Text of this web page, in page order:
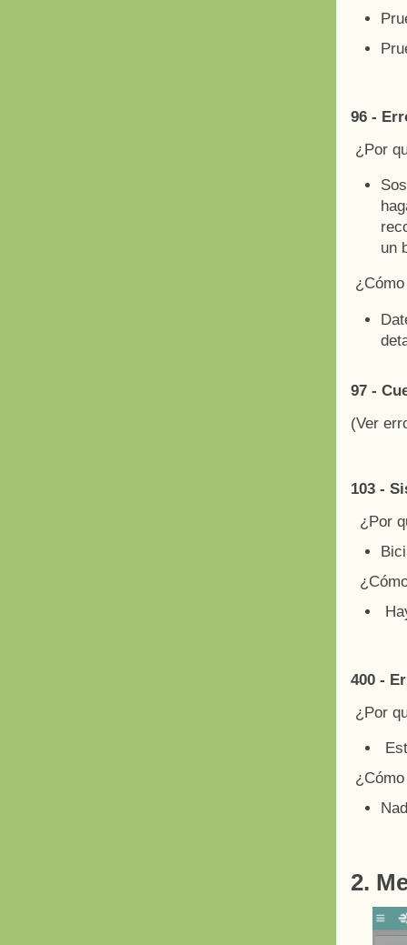
96 -
¿Por
un
97 -
(Ver
103 -
¿Por
400 -
¿Por
2.